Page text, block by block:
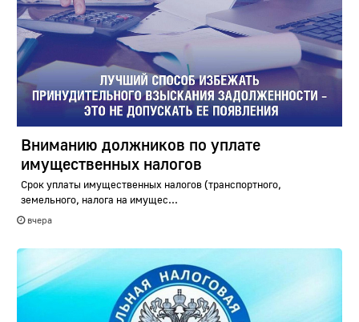
Вниманию должников по уплате
имущественных налогов
Срок уплаты имущественных налогов (транспортного,
земельного, налога на имущес...
вчера